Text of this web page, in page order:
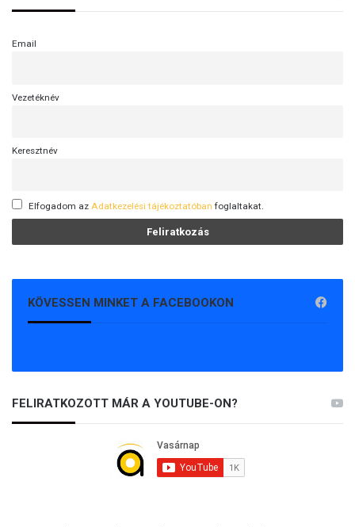
Email
Vezetéknév
Keresztnév
Elfogadom az Adatkezelési tájékoztatóban foglaltakat.
KÖVESSEN MINKET A FACEBOOKON
FELIRATKOZOTT MÁR A YOUTUBE-ON?